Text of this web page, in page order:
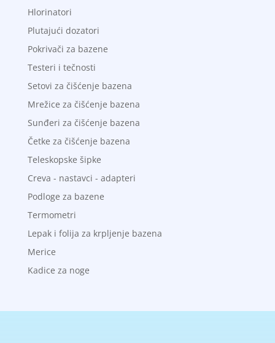
Hlorinatori
Plutajući dozatori
Pokrivači za bazene
Testeri i tečnosti
Setovi za čišćenje bazena
Mrežice za čišćenje bazena
Sunđeri za čišćenje bazena
Četke za čišćenje bazena
Teleskopske šipke
Creva - nastavci - adapteri
Podloge za bazene
Termometri
Lepak i folija za krpljenje bazena
Merice
Kadice za noge